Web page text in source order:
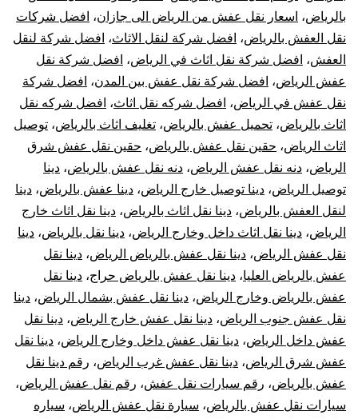
بالرياض، اسعار نقل عفش من الرياض الى جازان، افضل شركات
نقل العفش بالرياض، افضل شركة لنقل الاثاث، افضل شركة لنقل
العفش، افضل شركة نقل اثاث في الرياض، افضل شركة نقل
عفش الرياض، افضل شركة نقل عفش بين المدن، افضل شركة
نقل عفش في الرياض، افضل شركه نقل اثاث، افضل شركه نقل
اثاث بالرياض، تحميل عفش بالرياض، تغليف اثاث بالرياض، توصيل
اثاث الرياض، حقين نقل عفش بالرياض، حقين نقل عفش شرق
الرياض، دنه نقل عفش الرياض، دنه نقل عفش بالرياض، دينا
توصيل الرياض، دينا توصيل خارج الرياض، دينا عفش بالرياض، دينا
لنقل العفش بالرياض، دينا نقل اثاث بالرياض، دينا نقل اثاث خارج
الرياض، دينا نقل اثاث داخل وخارج الرياض، دينا نقل بالرياض، دينا
نقل عفش الرياض، دينا نقل عفش بالرياض الرياض، دينا نقل
عفش بالرياض العليا، دينا نقل عفش بالرياض حراج، دينا نقل
عفش بالرياض وخارج الرياض، دينا نقل عفش بشمال الرياض، دينا
نقل عفش جنوب الرياض، دينا نقل عفش خارج الرياض، دينا نقل
عفش داخل الرياض، دينا نقل عفش داخل وخارج الرياض، دينا نقل
عفش شرق الرياض، دينا نقل عفش غرب الرياض، رقم دينا نقل
عفش بالرياض، رقم سيارات نقل عفش، رقم نقل عفش الرياض،
سيارات نقل عفش بالرياض، سيارة نقل عفش الرياض، سياره